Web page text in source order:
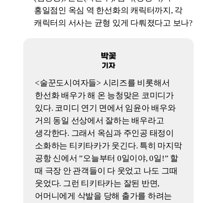
배우들의 실제 나이, 커리어, 이미지가
캐릭터에 어떤 영향을 미쳤을까? ‘현실감’과
‘스타성’의 균형은 잘 맞았을까?
일단 잘 안 맞았다는 쪽에 한 표다.(웃음)
남대중 감독과 강하늘 배우가 일단 뗄 수
없는 인연인 것 같다. <30일>이 워낙
잘되었고, 강하늘 배우는 원래도 연기를
박꽃